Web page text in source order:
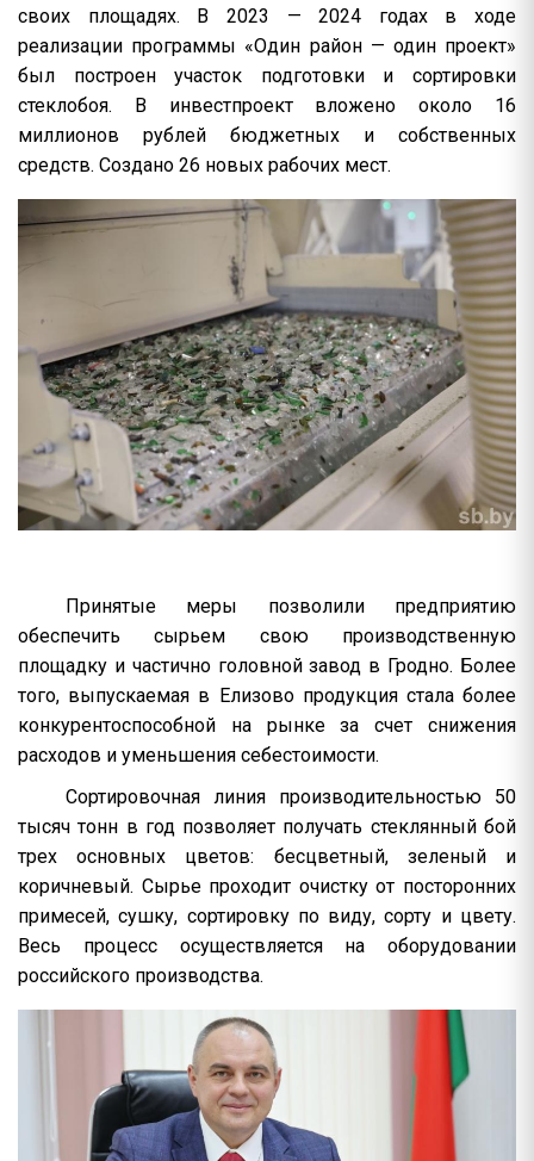
своих площадях. В 2023 — 2024 годах в ходе
реализации программы «Один район — один проект»
был построен участок подготовки и сортировки
стеклобоя. В инвестпроект вложено около 16
миллионов рублей бюджетных и собственных
средств. Создано 26 новых рабочих мест.
Принятые меры позволили предприятию
обеспечить сырьем свою производственную
площадку и частично головной завод в Гродно. Более
того, выпускаемая в Елизово продукция стала более
конкурентоспособной на рынке за счет снижения
расходов и уменьшения себестоимости.
Сортировочная линия производительностью 50
тысяч тонн в год позволяет получать стеклянный бой
трех основных цветов: бесцветный, зеленый и
коричневый. Сырье проходит очистку от посторонних
примесей, сушку, сортировку по виду, сорту и цвету.
Весь процесс осуществляется на оборудовании
российского производства.